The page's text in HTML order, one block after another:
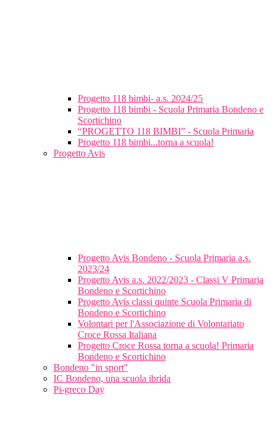
Progetto 118 bimbi- a.s. 2024/25
Progetto 118 bimbi - Scuola Primaria Bondeno e
Scortichino
“PROGETTO 118 BIMBI” - Scuola Primaria
Progetto 118 bimbi...torna a scuola!
Progetto Avis
Progetto Avis Bondeno - Scuola Primaria a.s.
2023/24
Progetto Avis a.s. 2022/2023 - Classi V Primaria
Bondeno e Scortichino
Progetto Avis classi quinte Scuola Primaria di
Bondeno e Scortichino
Volontari per l'Associazione di Volontariato
Croce Rossa Italiana
Progetto Croce Rossa torna a scuola! Primaria
Bondeno e Scortichino
Bondeno "in sport"
IC Bondeno, una scuola ibrida
Pi-greco Day